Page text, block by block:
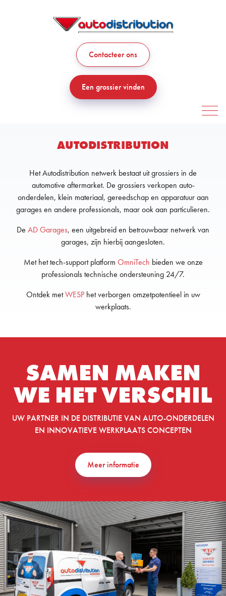
Contacteer ons
Een grossier vinden
AUTODISTRIBUTION
Het Autodistribution netwerk bestaat uit grossiers in de
automotive aftermarket. De grossiers verkopen auto-
onderdelen, klein materiaal, gereedschap en apparatuur aan
garages en andere professionals, maar ook aan particulieren.
De AD Garages, een uitgebreid en betrouwbaar netwerk van
garages, zijn hierbij aangesloten.
Met het tech-support platform OmniTech bieden we onze
professionals technische ondersteuning 24/7.
Ontdek metWESPhet verborgen omzetpotentieel in uw
werkplaats.
SAMEN MAKEN
WE HET VERSCHIL
UW PARTNER IN DE DISTRIBUTIE VAN AUTO-ONDERDELEN
EN INNOVATIEVE WERKPLAATS CONCEPTEN
Meer informatie